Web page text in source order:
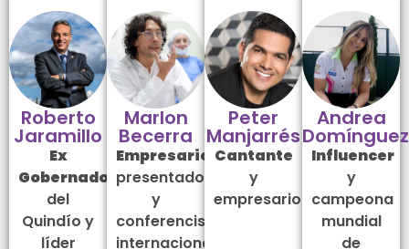
Roberto
Jaramillo
Ex
Gobernador
del
Quindío y
líder
Marlon
Becerra
Empresario
presentador
y
conferencista
internacional
Peter
Manjarrés
Cantante
y
empresario
Andrea
Domínguez
Influencer
y
campeona
mundial
de